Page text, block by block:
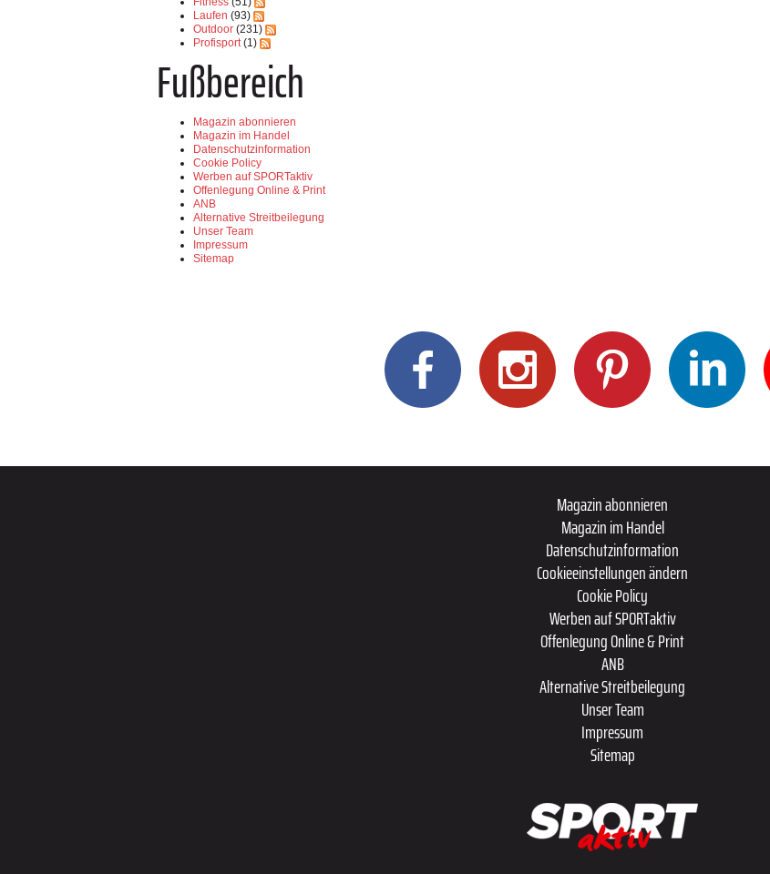
Laufen (93)
Outdoor (231)
Profisport (1)
Fußbereich
Magazin abonnieren
Magazin im Handel
Datenschutzinformation
Cookie Policy
Werben auf SPORTaktiv
Offenlegung Online & Print
ANB
Alternative Streitbeilegung
Unser Team
Impressum
Sitemap
Magazin abonnieren
Magazin im Handel
Datenschutzinformation
Cookieeinstellungen ändern
Cookie Policy
Werben auf SPORTaktiv
Offenlegung Online & Print
ANB
Alternative Streitbeilegung
Unser Team
Impressum
Sitemap